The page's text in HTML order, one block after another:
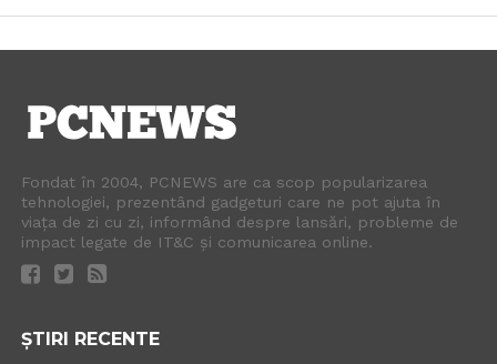
Fondat în 2004, PCNEWS are ca scop popularizarea
tehnologiei, prezentând gadgeturi care ne pot ajuta în
viața de zi cu zi, informând despre lansări, probleme de
impact legate de IT&C și comunicarea online.
ȘTIRI RECENTE